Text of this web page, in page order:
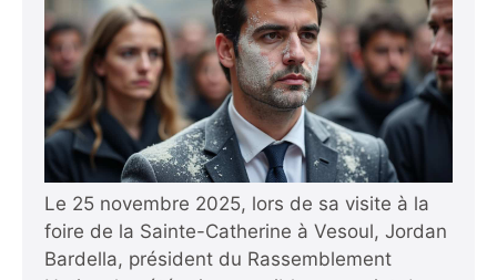
Le 25 novembre 2025, lors de sa visite à la
foire de la Sainte-Catherine à Vesoul, Jordan
Bardella, président du Rassemblement